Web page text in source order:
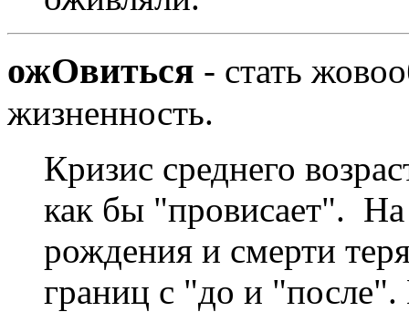
ожОвиться - стать
жизненность.
Кризис среднего
как бы "провисает". На
рождения и смерти
границ с "до и "после".